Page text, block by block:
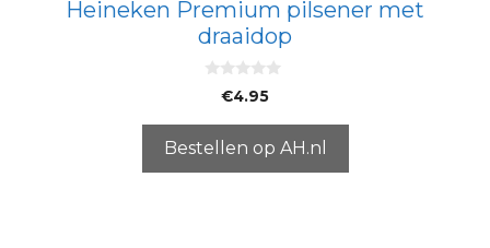
Heineken Premium pilsener met
draaidop
5
€4.95
Bestellen op AH.nl